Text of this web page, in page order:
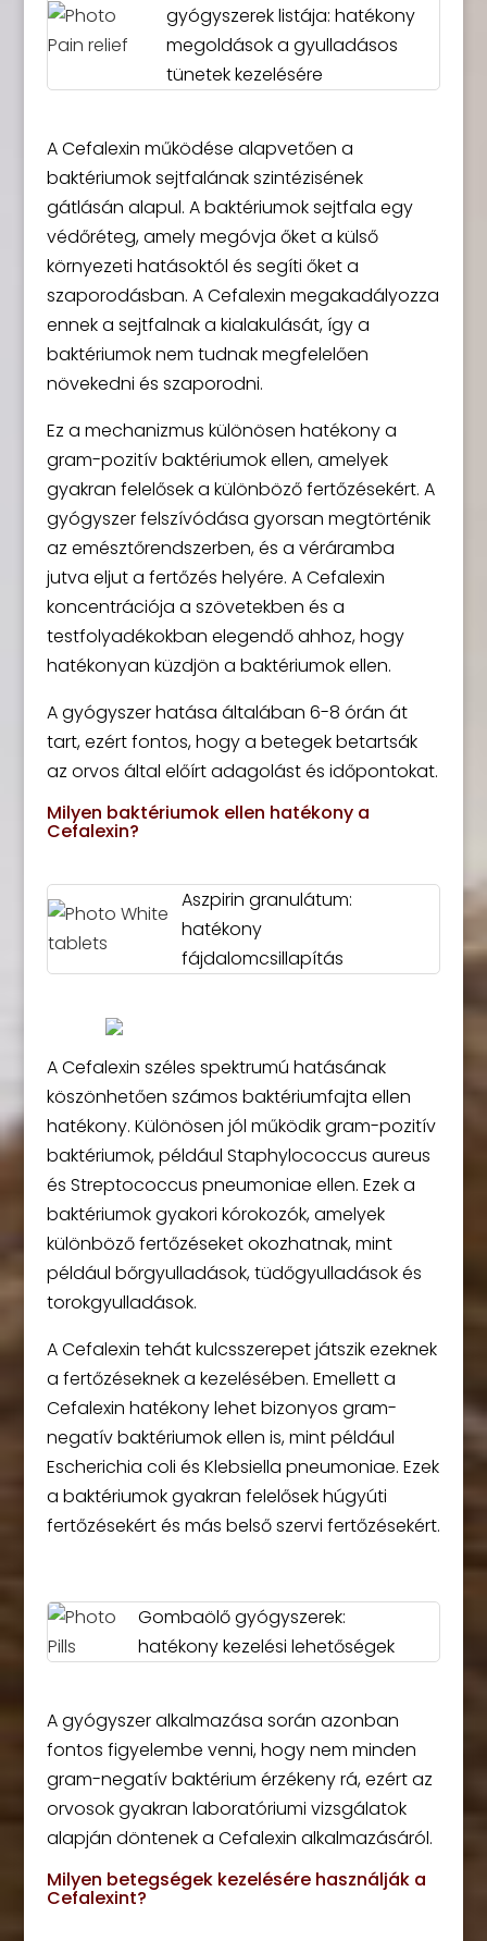
gyógyszerek listája: hatékony
megoldások a gyulladásos
tünetek kezelésére
A Cefalexin működése alapvetően a
baktériumok sejtfalának szintézisének
gátlásán alapul. A baktériumok sejtfala egy
védőréteg, amely megóvja őket a külső
környezeti hatásoktól és segíti őket a
szaporodásban. A Cefalexin megakadályozza
ennek a sejtfalnak a kialakulását, így a
baktériumok nem tudnak megfelelően
növekedni és szaporodni.
Ez a mechanizmus különösen hatékony a
gram-pozitív baktériumok ellen, amelyek
gyakran felelősek a különböző fertőzésekért. A
gyógyszer felszívódása gyorsan megtörténik
az emésztőrendszerben, és a véráramba
jutva eljut a fertőzés helyére. A Cefalexin
koncentrációja a szövetekben és a
testfolyadékokban elegendő ahhoz, hogy
hatékonyan küzdjön a baktériumok ellen.
A gyógyszer hatása általában 6-8 órán át
tart, ezért fontos, hogy a betegek betartsák
az orvos által előírt adagolást és időpontokat.
Milyen baktériumok ellen hatékony a
Cefalexin?
Aszpirin granulátum:
hatékony
fájdalomcsillapítás
A Cefalexin széles spektrumú hatásának
köszönhetően számos baktériumfajta ellen
hatékony. Különösen jól működik gram-pozitív
baktériumok, például Staphylococcus aureus
és Streptococcus pneumoniae ellen. Ezek a
baktériumok gyakori kórokozók, amelyek
különböző fertőzéseket okozhatnak, mint
például bőrgyulladások, tüdőgyulladások és
torokgyulladások.
A Cefalexin tehát kulcsszerepet játszik ezeknek
a fertőzéseknek a kezelésében. Emellett a
Cefalexin hatékony lehet bizonyos gram-
negatív baktériumok ellen is, mint például
Escherichia coli és Klebsiella pneumoniae. Ezek
a baktériumok gyakran felelősek húgyúti
fertőzésekért és más belső szervi fertőzésekért.
Gombaölő gyógyszerek:
hatékony kezelési lehetőségek
A gyógyszer alkalmazása során azonban
fontos figyelembe venni, hogy nem minden
gram-negatív baktérium érzékeny rá, ezért az
orvosok gyakran laboratóriumi vizsgálatok
alapján döntenek a Cefalexin alkalmazásáról.
Milyen betegségek kezelésére használják a
Cefalexint?